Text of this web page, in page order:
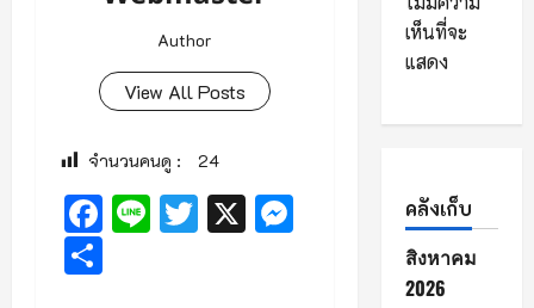
Author
View All Posts
จำนวนคนดู : 24
Facebook
LineTwitter
X
Messenger
เห็นที่จะ
แสดง
คลังเก็บ
สิงหาคม
2026